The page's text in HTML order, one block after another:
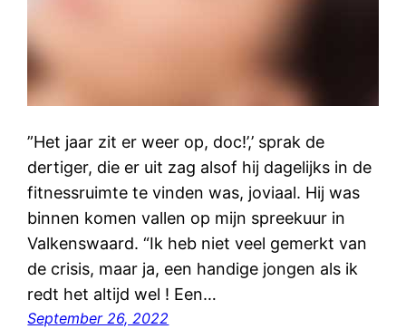
”Het jaar zit er weer op, doc!’,’ sprak de
dertiger, die er uit zag alsof hij dagelijks in de
fitnessruimte te vinden was, joviaal. Hij was
binnen komen vallen op mijn spreekuur in
Valkenswaard. “Ik heb niet veel gemerkt van
de crisis, maar ja, een handige jongen als ik
redt het altijd wel ! Een…
September 26, 2022